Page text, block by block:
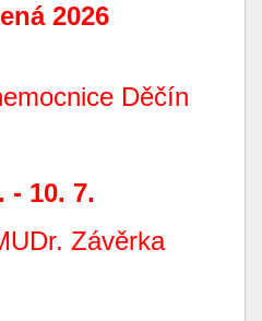
2026
Děčín
- 10. 7.
Závěrka